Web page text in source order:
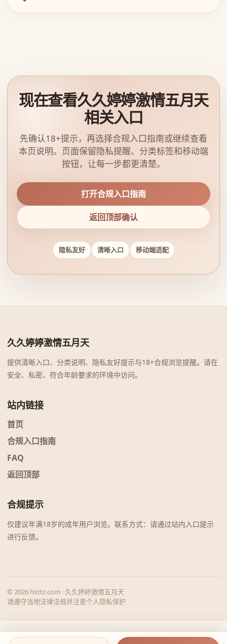
现在查看久久婷婷激情五月天
相关入口
先确认18+提示，再选择合规入口指南或继续查看
本页说明。页面保留隐私提醒、分类标签和移动端
按钮，让每一步都更清楚。
打开合规入口指南
返回顶部确认
隐私友好 清晰入口 移动端适配
久久婷婷激情五月天
提供清晰入口、分类说明、隐私友好提示与18+合规浏览提醒。请在
安全、私密、符合年龄要求的环境中访问。
站内链接
首页
合规入口指南
FAQ
返回顶部
合规提示
仅建议年满18岁的成年用户浏览。联系方式：请通过站内入口提示
进行反馈。
© 2026 hxttz.com · 久久婷婷激情五月天
请遵守当地法律法规并注意个人隐私保护